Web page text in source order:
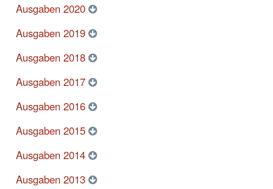
Ausgaben 2020
Ausgaben 2019
Ausgaben 2018
Ausgaben 2017
Ausgaben 2016
Ausgaben 2015
Ausgaben 2014
Ausgaben 2013